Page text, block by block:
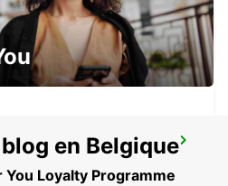
en Belgique
You Loyalty Programme